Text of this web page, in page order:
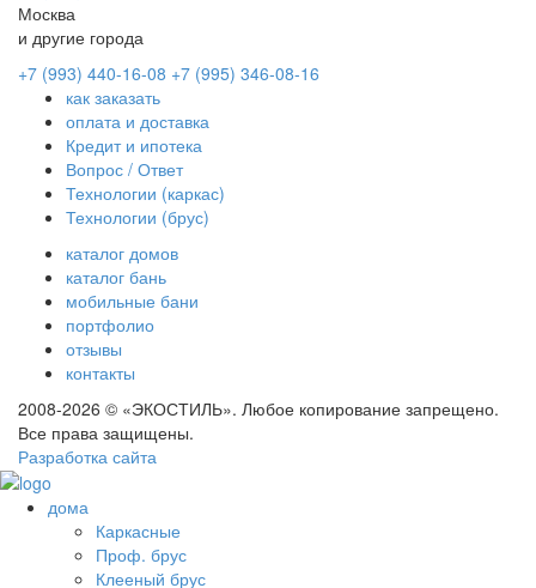
Москва
и другие города
+7 (993) 440-16-08 +7 (995) 346-08-16
как заказать
оплата и доставка
Кредит и ипотека
Вопрос / Ответ
Технологии (каркас)
Технологии (брус)
каталог домов
каталог бань
мобильные бани
портфолио
отзывы
контакты
2008-2026 © «ЭКОСТИЛЬ». Любое копирование запрещено.
Все права защищены.
Разработка сайта
дома
Каркасные
Проф. брус
Клееный брус